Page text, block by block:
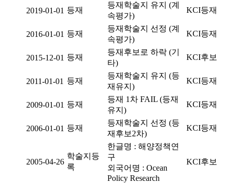
2019-01-01 등재
등재학술지 유지 (계
속평가)
KCI등재
2016-01-01 등재
등재학술지 선정 (계
속평가)
KCI등재
2015-12-01 등재
등재후보로 하락 (기
타)
KCI후보
2011-01-01 등재
등재학술지 유지 (등
재유지)
KCI등재
2009-01-01 등재
등재 1차 FAIL (등재
유지)
KCI등재
2006-01-01 등재
등재학술지 선정 (등
재후보2차)
KCI등재
2005-04-26
학술지등
록
한글명 : 해양정책연
구
외국어명 : Ocean
Policy Research
KCI후보